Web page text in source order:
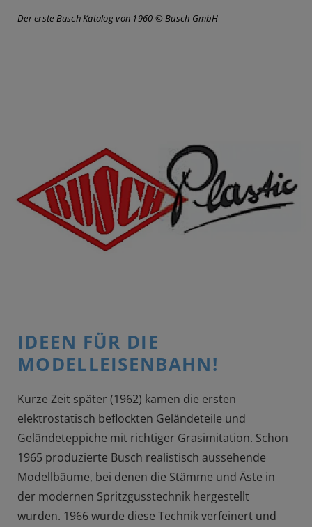
Der erste Busch Katalog von 1960 © Busch GmbH
IDEEN FÜR DIE
MODELLEISENBAHN!
Kurze Zeit später (1962) kamen die ersten
elektrostatisch beflockten Geländeteile und
Geländeteppiche mit richtiger Grasimitation. Schon
1965 produzierte Busch realistisch aussehende
Modellbäume, bei denen die Stämme und Äste in
der modernen Spritzgusstechnik hergestellt
wurden. 1966 wurde diese Technik verfeinert und